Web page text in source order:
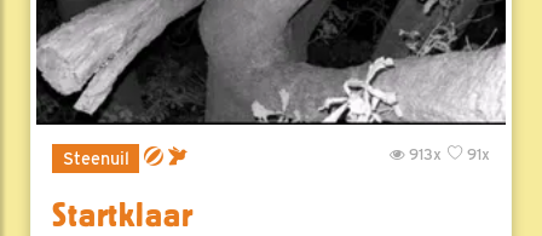
Steenuil 91x
913x
Startklaar